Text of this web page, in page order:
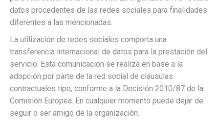
datos procedentes de las redes sociales para finalidades
diferentes a las mencionadas.
La utilización de redes sociales comporta una
transferencia internacional de datos para la prestación del
servicio. Esta comunicación se realiza en base a la
adopción por parte de la red social de cláusulas
contractuales tipo, conforme a la Decisión 2010/87 de la
Comisión Europea. En cualquier momento puede dejar de
seguir o ser amigo de la organización.